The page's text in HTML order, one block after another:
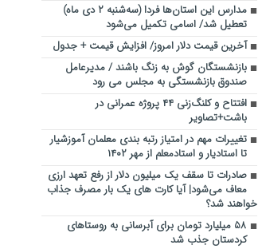
مدارس این استان‌ها فردا (سه‌شنبه ۲ دی ماه)
تعطیل شد/ اسامی تکمیل می‌شود
آخرین قیمت دلار امروز/ افزایش قیمت + جدول
بازنشستگان گوش به زنگ باشند / مدیرعامل
صندوق بازنشستگی به مجلس می رود
افتتاح و کلنگ‌زنی ۴۴ پروژه عمرانی در
باشت+تصاویر
تغییرات مهم در امتیاز رتبه بندی معلمان آموزشیار
تا استادیار و استادمعلم از مهر ۱۴۰۲
صادرات تا سقف یک میلیون دلار از رفع تعهد ارزی
معاف می‌شود| آیا کارت های یک بار مصرف جذاب
خواهند شد؟
۵۸ میلیارد تومان برای آبرسانی به روستاهای
کردستان جذب شد